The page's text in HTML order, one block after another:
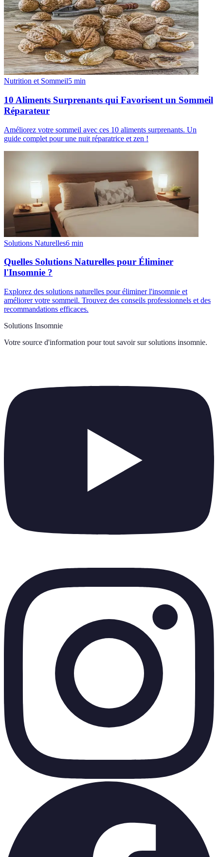
Nutrition et Sommeil5 min
10 Aliments Surprenants qui Favorisent un Sommeil
Réparateur
Améliorez votre sommeil avec ces 10 aliments surprenants. Un
guide complet pour une nuit réparatrice et zen !
Solutions Naturelles6 min
Quelles Solutions Naturelles pour Éliminer
l'Insomnie ?
Explorez des solutions naturelles pour éliminer l'insomnie et
améliorer votre sommeil. Trouvez des conseils professionnels et des
recommandations efficaces.
Solutions Insomnie
Votre source d'information pour tout savoir sur solutions insomnie.